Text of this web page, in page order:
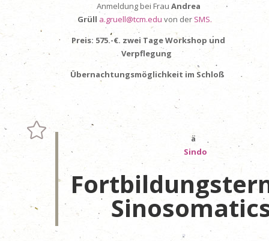
Anmeldung bei Frau Andrea
Grüll a.gruell@tcm.eduvon der SMS.
Preis: 575.-€. zwei Tage Workshop und
Verpflegung
Übernachtungsmöglichkeit im Schloß

ä
Sindo